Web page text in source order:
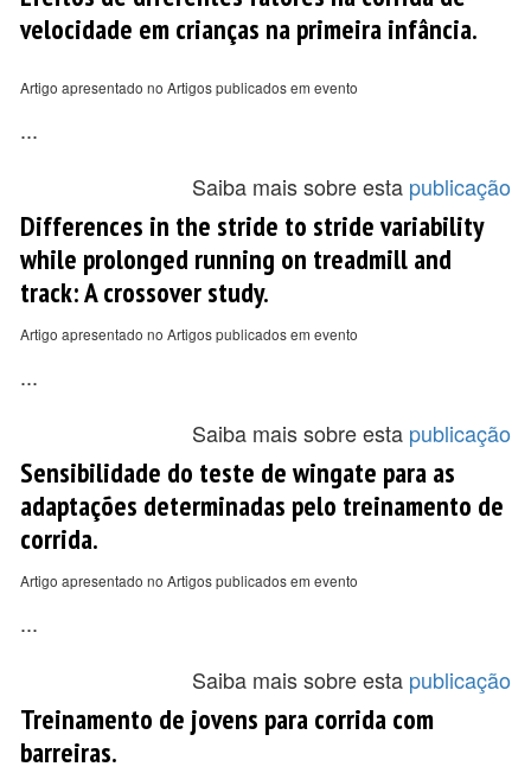
velocidade em crianças na primeira infância.
Artigo apresentado no Artigos publicados em evento
...
Saiba mais sobre esta publicação
Differences in the stride to stride variability
while prolonged running on treadmill and
track: A crossover study.
Artigo apresentado no Artigos publicados em evento
...
Saiba mais sobre esta publicação
Sensibilidade do teste de wingate para as
adaptações determinadas pelo treinamento de
corrida.
Artigo apresentado no Artigos publicados em evento
...
Saiba mais sobre esta publicação
Treinamento de jovens para corrida com
barreiras.